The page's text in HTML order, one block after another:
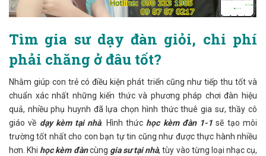
Tìm gia sư dạy đàn giỏi, chi phí
phải chăng ở đâu tốt?
Nhằm giúp con trẻ có điều kiện phát triển cũng như tiếp thu tốt và
chuẩn xác nhất những kiến thức và phương pháp chơi đàn hiệu
quả, nhiều phụ huynh đã lựa chọn hình thức thuê gia sư, thầy cô
giáo về dạy kèm tại nhà. Hình thức học kèm đàn 1-1 sẽ tạo môi
trường tốt nhất cho con bạn tự tin cũng như được thực hành nhiều
hơn. Khi học kèm đàncùng gia sư tại nhà, tùy vào từng loại nhạc cụ,